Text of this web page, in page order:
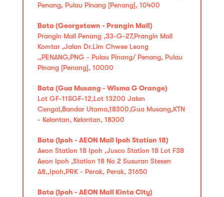
Penang, Pulau Pinang [Penang], 10400
Bata (Georgetown - Prangin Mall)
Prangin Mall Penang ,33-G-27,Prangin Mall
Komtar ,Jalan Dr.Lim Chwee Leong
,,PENANG,PNG - Pulau Pinang/ Penang, Pulau
Pinang [Penang], 10000
Bata (Gua Musang - Wisma G Orange)
Lot GF-11&GF-12,Lot 13200 Jalan
Cengal,Bandar Utama,18300,Gua Musang,KTN
- Kelantan, Kelantan, 18300
Bata (Ipoh - AEON Mall Ipoh Station 18)
Aeon Station 18 Ipoh ,Jusco Station 18 Lot F38
Aeon Ipoh ,Station 18 No 2 Susuran Stesen
A8,,Ipoh,PRK - Perak, Perak, 31650
Bata (Ipoh - AEON Mall Kinta City)